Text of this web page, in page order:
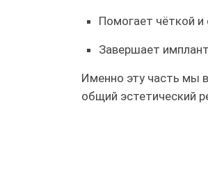
Помогает чёткой и
Завершает
Именно эту часть мы
общий эстетический